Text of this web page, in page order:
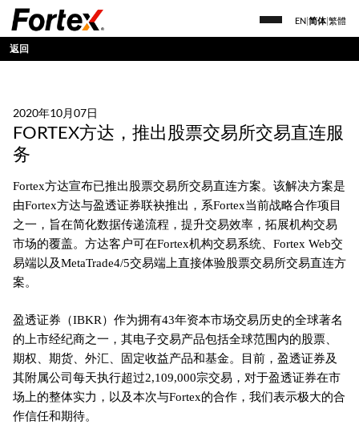
EN 简体 繁體
返回
2020年10月07日
FORTEX方达，推出股票交易所交易直连服
务
Fortex方达宣布已推出股票交易所交易直连方案。该解决方案是
由Fortex方达与盈透证券联袂推出，系Fortex当前战略合作项目
之一，旨在简化数据传递流程，提升交易效率，拓展机构交易
市场的覆盖。方达客户可在Fortex机构交易系统、Fortex Web交
易端以及MetaTrade4/5交易端上直接体验股票交易所交易直连方
案。
盈透证券（IBKR）作为拥有43年资本市场交易历史的全球著名
的上市经纪商之一，其电子交易产品包括全球范围内的股票、
期权、期货、外汇、固定收益产品和基金。目前，盈透证券及
其附属公司每天执行超过2,109,000宗交易，对于盈透证券在市
场上的整体实力，以及本次与Fortex的合作，我们表示极大的合
作信任和期待。